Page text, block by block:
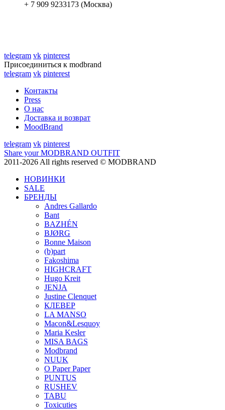
+ 7 909 9233173 (Москва)
telegram vk pinterest
Присоединиться к modbrand
telegram vk pinterest
Контакты
Press
О нас
Доставка и возврат
MoodBrand
telegram vk pinterest
Share your MODBRAND OUTFIT
2011-2026 All rights reserved © MODBRAND
НОВИНКИ
SALE
БРЕНДЫ
Andres Gallardo
Bant
BAZHÉN
BJØRG
Bonne Maison
(b)part
Fakoshima
HIGHCRAFT
Hugo Kreit
JENJA
Justine Clenquet
КЛЕВЕР
LA MANSO
Macon&Lesquoy
Maria Kesler
MISA BAGS
Modbrand
NUUK
O Paper Paper
PUNTUS
RUSHEV
TABU
Toxicuties